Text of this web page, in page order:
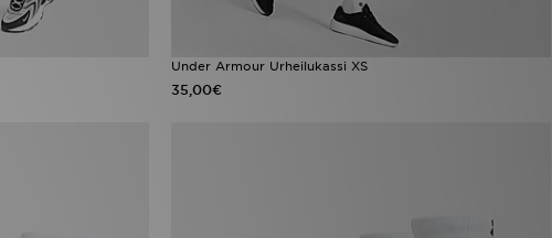
Under Armour Urheilukassi XS
35,00€